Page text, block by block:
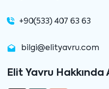
+90(533) 407 63 63
bilgi@elityavru.com
Elit Yavru Hakkında